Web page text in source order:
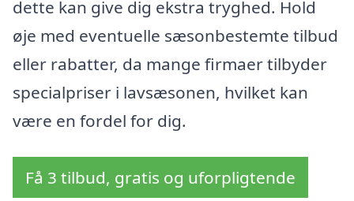
dette kan give dig ekstra tryghed. Hold
øje med eventuelle sæsonbestemte tilbud
eller rabatter, da mange firmaer tilbyder
specialpriser i lavsæsonen, hvilket kan
være en fordel for dig.
Få 3 tilbud, gratis og uforpligtende